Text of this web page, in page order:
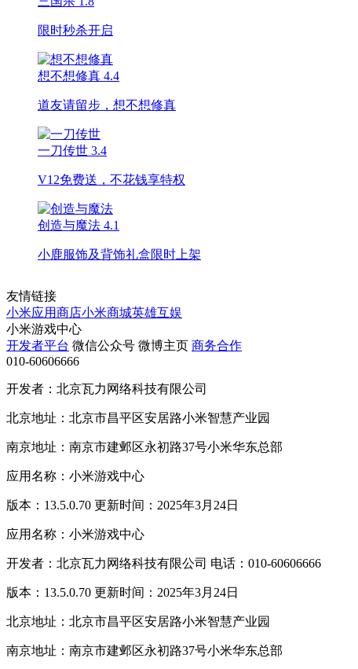
限时秒杀开启
想不想修真 4.4
道友请留步，想不想修真
一刀传世 3.4
V12免费送，不花钱享特权
创造与魔法 4.1
小鹿服饰及背饰礼盒限时上架
友情链接
小米应用商店小米商城英雄互娱
小米游戏中心
开发者平台 微信公众号 微博主页 商务合作
010-60606666
开发者：北京瓦力网络科技有限公司
北京地址：北京市昌平区安居路小米智慧产业园
南京地址：南京市建邺区永初路37号小米华东总部
应用名称：小米游戏中心
版本：13.5.0.70 更新时间：2025年3月24日
应用名称：小米游戏中心
开发者：北京瓦力网络科技有限公司 电话：010-60606666
版本：13.5.0.70 更新时间：2025年3月24日
北京地址：北京市昌平区安居路小米智慧产业园
南京地址：南京市建邺区永初路37号小米华东总部